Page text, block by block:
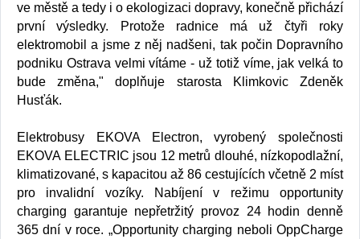
ve městě a tedy i o ekologizaci dopravy, konečně přichází
první výsledky. Protože radnice má už čtyři roky
elektromobil a jsme z něj nadšeni, tak počin Dopravního
podniku Ostrava velmi vítáme - už totiž víme, jak velká to
bude změna," doplňuje starosta Klimkovic Zdeněk
Husťák.
Elektrobusy EKOVA Electron, vyrobený společnosti
EKOVA ELECTRIC jsou 12 metrů dlouhé, nízkopodlažní,
klimatizované, s kapacitou až 86 cestujících včetně 2 míst
pro invalidní vozíky. Nabíjení v režimu opportunity
charging garantuje nepřetržitý provoz 24 hodin denně
365 dní v roce. „Opportunity charging neboli OppCharge